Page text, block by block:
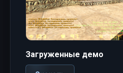
Загруженные демо